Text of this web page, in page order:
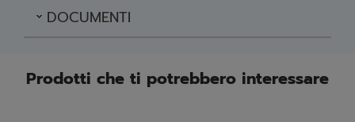
DOCUMENTI
Prodotti che ti potrebbero interessare